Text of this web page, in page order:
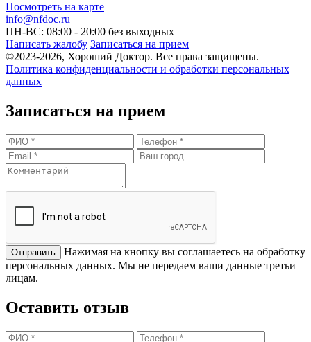
Посмотреть на карте
info@nfdoc.ru
ПН-ВС: 08:00 - 20:00 без выходных
Написать жалобу Записаться на прием
©2023-2026, Хороший Доктор. Все права защищены.
Политика конфиденциальности и обработки персональных
данных
Записаться на прием
Нажимая на кнопку вы соглашаетесь на обработку
персональных данных. Мы не передаем ваши данные третьи
лицам.
Оставить отзыв